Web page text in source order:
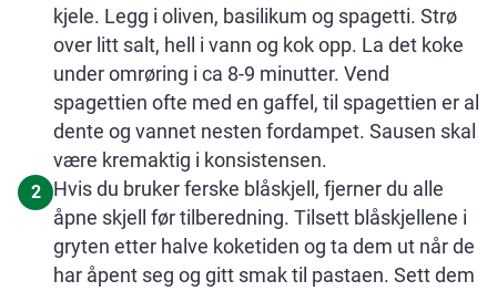
kjele. Legg i oliven, basilikum og spagetti. Strø
over litt salt, hell i vann og kok opp. La det koke
under omrøring i ca 8-9 minutter. Vend
spagettien ofte med en gaffel, til spagettien er al
dente og vannet nesten fordampet. Sausen skal
være kremaktig i konsistensen.
2
Hvis du bruker ferske blåskjell, fjerner du alle
åpne skjell før tilberedning. Tilsett blåskjellene i
gryten etter halve koketiden og ta dem ut når de
har åpent seg og gitt smak til pastaen. Sett dem